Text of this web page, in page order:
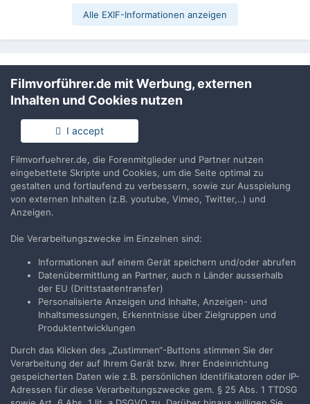
Alle EXIF-Informationen anzeigen
Teilen Folgen
Keine Kommentare vorhanden
Erstelle ein Benutzerkonto oder melde Dich
an, um zu kommentieren
Du musst ein Benutzerkonto haben, um einen Kommentar
Benutzerkonto erstellen
Neues Benutzerkonto für unsere Community erstellen. Es
ist einfach!
Neues Benutzerkonto erstellen
Anmelden
Du hast bereits ein Benutzerkonto? Melde Dich hier an.
Filmvorführer.de mit Werbung, externen
Inhalten und Cookies nutzen
I accept
Filmvorfuehrer.de, die Forenmitglieder und Partner nutzen
eingebettete Skripte und Cookies, um die Seite optimal zu
gestalten und fortlaufend zu verbessern, sowie zur Ausspielung
von externen Inhalten (z.B. youtube, Vimeo, Twitter,..) und
Anzeigen.
Die Verarbeitungszwecke im Einzelnen sind:
Informationen auf einem Gerät speichern und/oder abrufen
Datenübermittlung an Partner, auch n Länder ausserhalb
der EU (Drittstaatentransfer)
Personalisierte Anzeigen und Inhalte, Anzeigen- und
Inhaltsmessungen, Erkenntnisse über Zielgruppen und
Produktentwicklungen
Durch das Klicken des „Zustimmen“-Buttons stimmen Sie der
Verarbeitung der auf Ihrem Gerät bzw. Ihrer Endeinrichtung
gespeicherten Daten wie z.B. persönlichen Identifikatoren oder IP-
Adressen für diese Verarbeitungszwecke gem. § 25 Abs. 1 TTDSG